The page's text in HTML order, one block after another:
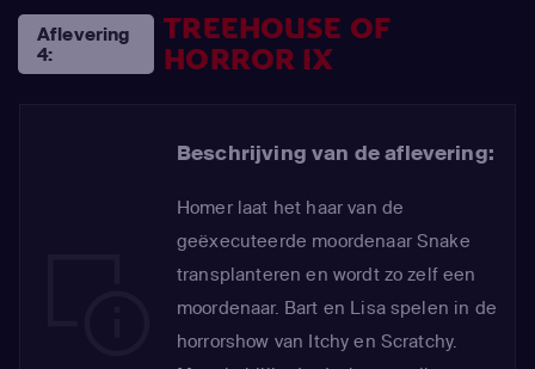
Aflevering
4:
TREEHOUSE OF
HORROR IX
Beschrijving van de aflevering:
Homer laat het haar van de
geëxecuteerde moordenaar Snake
transplanteren en wordt zo zelf een
moordenaar. Bart en Lisa spelen in de
horrorshow van Itchy en Scratchy.